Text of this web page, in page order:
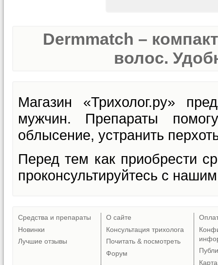
Dermmatch –
волос.
Магазин «Трихолог.ру»
мужчин. Препараты
облысение, устранить
Перед тем как приобрести
проконсультируйтесь с
Средства и препараты
Новинки
Лучшие отзывы
О сайте
Консультация трихолога
Почитать & посмотреть
Форум